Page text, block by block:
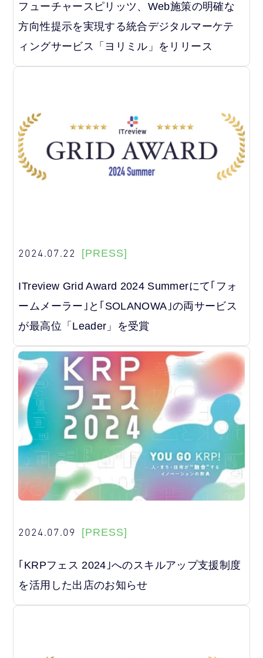
フューチャースピリッツ、Web施策の明確な
方向性提示を実現する統合デジタルマーケテ
ィングサービス「ヨリミル」をリリース
2024.07.22 [PRESS]
ITreview Grid Award 2024 Summerにて｢フォ
ームメーラー｣と｢SOLANOWA｣の両サービス
が最高位「Leader」を受賞
2024.07.09 [PRESS]
｢KRPフェス 2024｣へのスキルアップ支援制度
を活用した出店のお知らせ